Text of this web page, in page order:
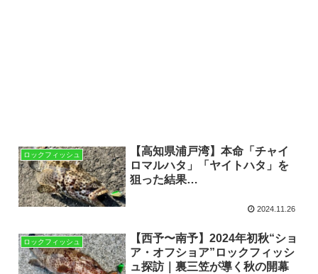
ロックフィッシュ
【高知県浦戸湾】本命「チャイ
ロマルハタ」「ヤイトハタ」を
狙った結果…
2024.11.26
ロックフィッシュ
【西予〜南予】2024年初秋“ショ
ア・オフショア”ロックフィッシ
ュ探訪｜裏三笠が導く秋の開幕